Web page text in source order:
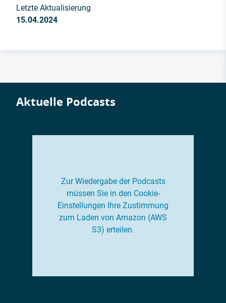
Letzte Aktualisierung
15.04.2024
Aktuelle Podcasts
Zur Wiedergabe der Podcasts
müssen Sie in den Cookie-
Einstellungen Ihre Zustimmung
zum Laden von Amazon (AWS
S3) erteilen.